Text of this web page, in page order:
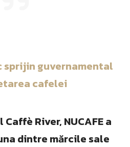
sprijin guvernamental
cafelei
River, NUCAFE a
dintre mărcile sale